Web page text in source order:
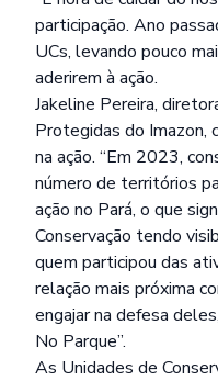
participação. Ano
UCs, levando pouco
aderirem à ação.
Jakeline Pereira,
Protegidas do Imazon,
na ação. “Em 2023,
número de territórios
ação no Pará, o que
Conservação tendo
quem participou das
relação mais próxima
engajar na defesa
No Parque”.
As Unidades de